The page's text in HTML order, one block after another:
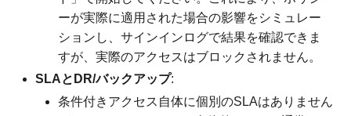
ーが実際に適用された場合の影響をシミュレー
ションし、サインインログで結果を確認できま
すが、実際のアクセスはブロックされません。
SLAとDR/バックアップ:
条件付きアクセス自体に個別のSLAはありません